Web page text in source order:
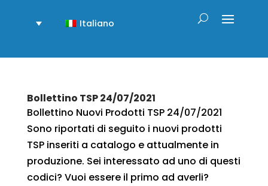
Italiano
Bollettino TSP 24/07/2021
Bollettino Nuovi Prodotti TSP 24/07/2021
Sono riportati di seguito i nuovi prodotti
TSP inseriti a catalogo e attualmente in
produzione. Sei interessato ad uno di questi
codici? Vuoi essere il primo ad averli?